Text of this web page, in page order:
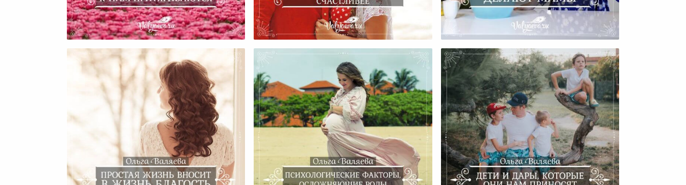
Мужчины, Которые К Нам
Притягиваются
20 Способов Сделать Вашу
Жену Счастливее
Две Ошибки, Которые Делают
Мамы